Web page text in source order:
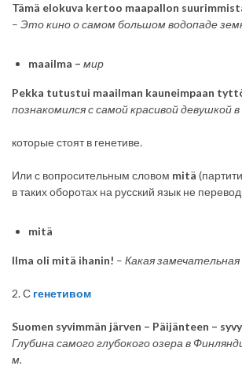
Tämä elokuva kertoo maapallon
– Этокиноосамомбольшомводопаде
maailma – мир
Pekka tutustui maailman kauneimpaan
познакомился с самой красивой девушкой
которые стоят в генетиве.
Или с вопросительным словом mitä
в таких оборотах на русский язык не
mitä
Ilma oli mitä ihanin! – Какая
2. С генетивом
Suomen syvimmän järven – Päijänteen –
Глубина самого глубокого озера в
м.